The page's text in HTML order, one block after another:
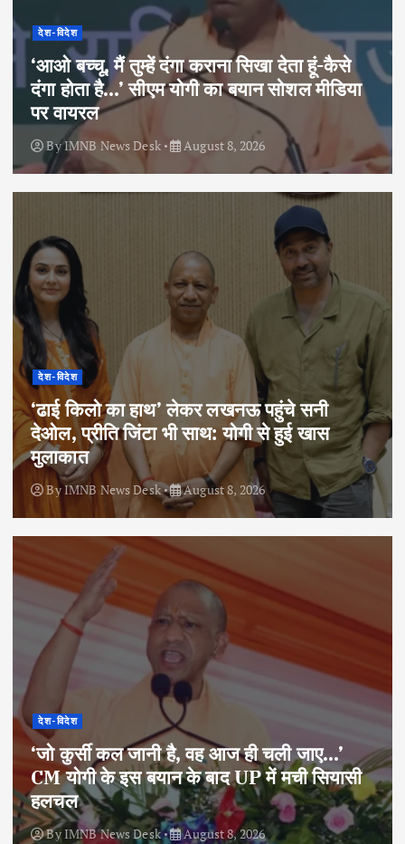
देश-विदेश
‘आओ बच्चू, मैं तुम्हें दंगा कराना सिखा देता हूं-कैसे
दंगा होता है…’ सीएम योगी का बयान सोशल मीडिया
पर वायरल
ByIMNB News Desk August 8, 2026
देश-विदेश
‘ढाई किलो का हाथ’ लेकर लखनऊ पहुंचे सनी
देओल, प्रीति जिंटा भी साथ: योगी से हुई खास
मुलाकात
ByIMNB News Desk August 8, 2026
देश-विदेश
‘जो कुर्सी कल जानी है, वह आज ही चली जाए…’
CM योगी के इस बयान के बाद UP में मची सियासी
हलचल
ByIMNB News Desk August 8, 2026